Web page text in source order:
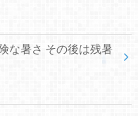
な暑さ その後は残暑